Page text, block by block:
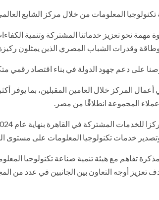
تكنولوجيا المعلومات من خلال مركز الشايع
مهمة نحو تعزيز خدماتنا المشتركة وتنمية
وقدرات الشباب المصري الذين يمثلون ركيزة
على دعم جهود الدولة في بناء اقتصاد رقمي
المركز خلال العامين المقبلين، بما يوفر
المجموعة انطلاقًا من مصر.
وتصدير خدمات تكنولوجيا المعلومات على مستوى
تفاهم مع هيئة تنمية صناعة تكنولوجيا
نوفمبر 2025 وذلك بهدف تعزيز أوجه التعاون بين الجانبين